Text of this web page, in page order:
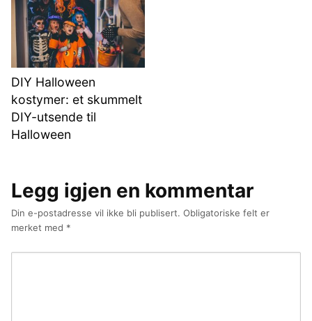
DIY Halloween
kostymer: et skummelt
DIY-utsende til
Halloween
Legg igjen en kommentar
Din e-postadresse vil ikke bli publisert. Obligatoriske felt er
merket med *